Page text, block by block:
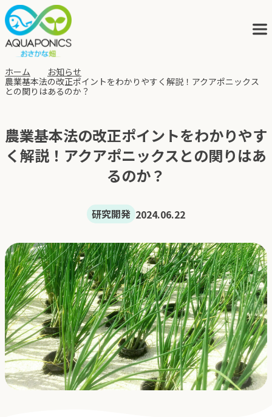
サービス
アクポニの歩み
採用
よくある質問
ホーム
お知らせ
農業基本法の改正ポイントをわかりやすく解説！アクアポニックス
との関りはあるのか？
農業基本法の改正ポイントをわかりやす
く解説！アクアポニックスとの関りはあ
るのか？
研究開発 2024.06.22